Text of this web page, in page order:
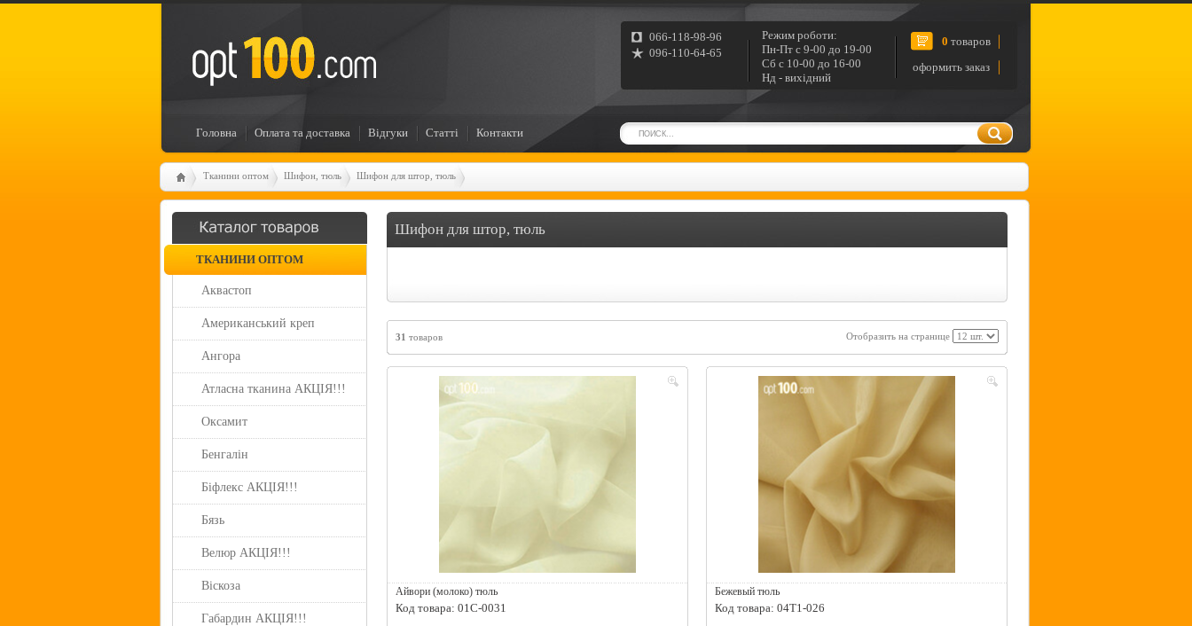
Головна Оплата та доставка Відгуки Статті Контакти
066-118-98-96
096-110-64-65
Режим роботи:
Пн-Пт с 9-00 до 19-00
Сб с 10-00 до 16-00
Нд - вихідний
0 товаров
оформить заказ
Тканини оптом Шифон, тюль Шифон для штор, тюль
ТКАНИНИ ОПТОМ
Аквастоп
Американський креп
Ангора
Атласна тканина АКЦІЯ!!!
Оксамит
Бенгалін
Біфлекс АКЦІЯ!!!
Бязь
Велюр АКЦІЯ!!!
Віскоза
Габардин АКЦІЯ!!!
Шифон для штор, тюль
31 товаров Отобразить на странице
Айвори (молоко) тюль
Код товара: 01C-0031
Бежевый тюль
Код товара: 04T1-026